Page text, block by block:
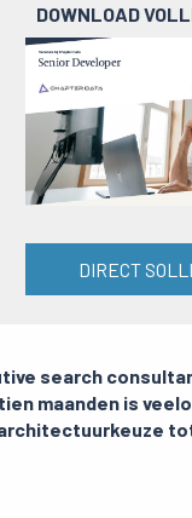
DOWNLOAD
Preview
pdf
DIRECT
search
maanden is